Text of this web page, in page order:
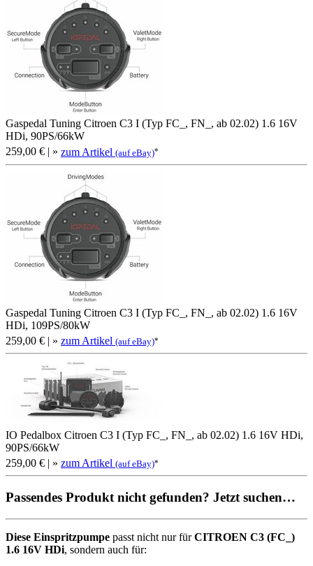
Gaspedal Tuning Citroen C3 I (Typ FC_, FN_, ab 02.02) 1.6 16V
HDi, 90PS/66kW
259,00 € | » zum Artikel (auf eBay)*
Gaspedal Tuning Citroen C3 I (Typ FC_, FN_, ab 02.02) 1.6 16V
HDi, 109PS/80kW
259,00 € | » zum Artikel (auf eBay)*
IO Pedalbox Citroen C3 I (Typ FC_, FN_, ab 02.02) 1.6 16V HDi,
90PS/66kW
259,00 € | » zum Artikel (auf eBay)*
Passendes Produkt nicht gefunden? Jetzt suchen…
Diese Einspritzpumpe passt nicht nur fürCITROEN C3 (FC_)
1.6 16V HDi, sondern auch für: